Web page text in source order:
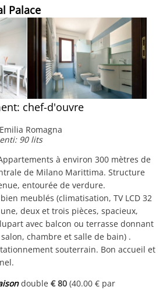
Palace
chef-d'ouvre
Romagna
90 lits
à environ 300 mètres de
de Milano Marittima. Structure
entourée de verdure.
meublés (climatisation, TV LCD 32
deux et trois pièces, spacieux,
avec balcon ou terrasse donnant
chambre et salle de bain) .
souterrain. Bon accueil et
double€ 80 (40.00 € par